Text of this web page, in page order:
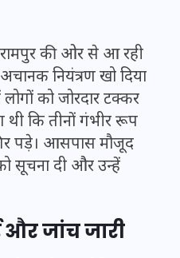
की ओर से आ रही
नियंत्रण खो दिया
को जोरदार टक्कर
थी कि तीनों गंभीर रूप
पड़े। आसपास मौजूद
सूचना दी और उन्हें
और जांच जारी